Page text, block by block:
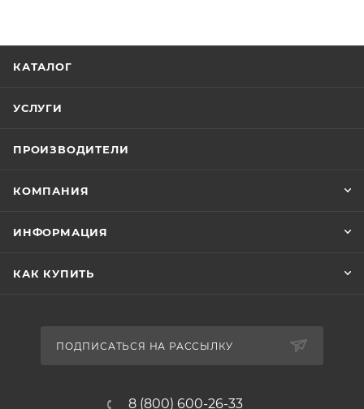
КАТАЛОГ
УСЛУГИ
ПРОИЗВОДИТЕЛИ
КОМПАНИЯ
ИНФОРМАЦИЯ
КАК КУПИТЬ
ПОДПИСАТЬСЯ НА РАССЫЛКУ
8 (800) 600-26-33